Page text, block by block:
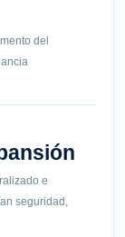
del
e
seguridad,